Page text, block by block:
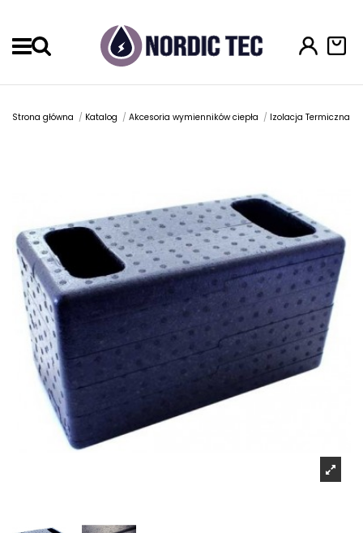
Strona główna Katalog Akcesoria wymienników ciepła Izolacja Termiczna